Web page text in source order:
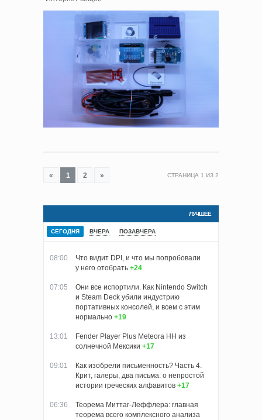
« 1 2 » СТРАНИЦА 1 ИЗ 2
ЛУЧШЕЕ
СЕГОДНЯ ВЧЕРА ПОЗАВЧЕРА
08:00
Что видит DPI, и что мы попробовали
у него отобрать +24
07:05
Они все испортили. Как Nintendo Switch
и Steam Deck убили индустрию
портативных консолей, и всем с этим
нормально +19
13:01
Fender Player Plus Meteora HH из
солнечной Мексики +17
09:01
Как изобрели письменность? Часть 4.
Крит, галеры, два письма: о непростой
истории греческих алфавитов +17
06:36
Теорема Миттаг-Леффлера: главная
теорема всего комплексного анализа